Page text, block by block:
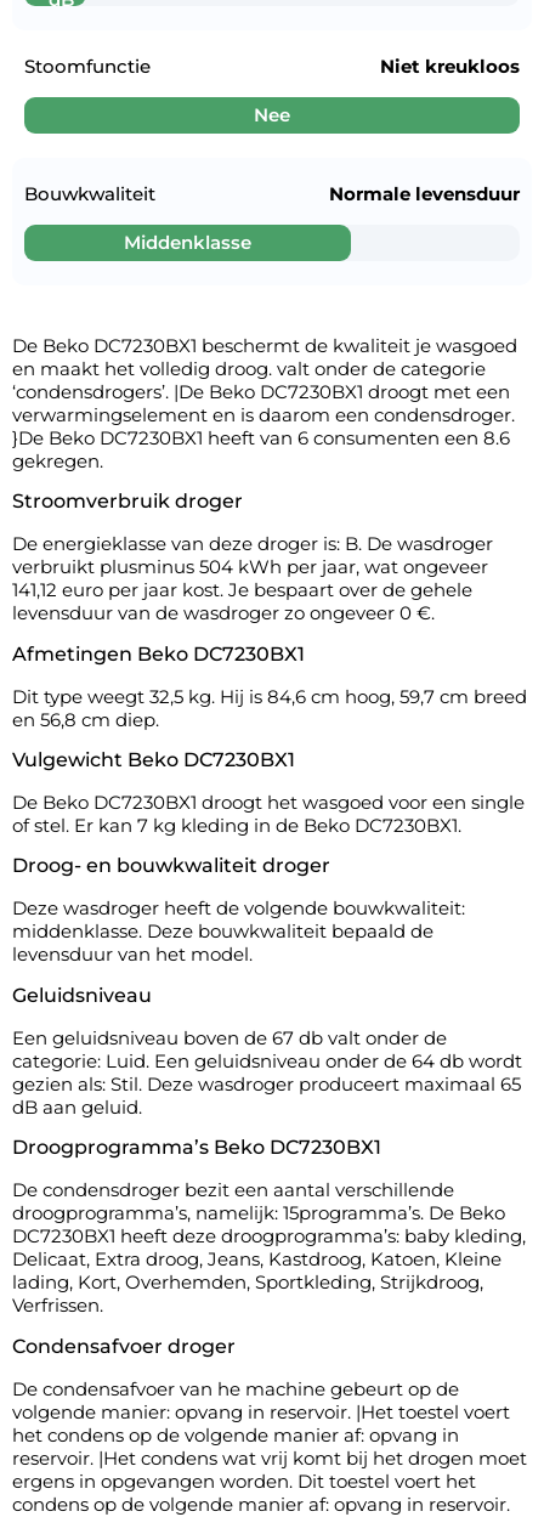
Stoomfunctie
Nee
Niet kreukloos
Bouwkwaliteit
Middenklasse
Normale levensduur
De Beko DC7230BX1 beschermt de kwaliteit je wasgoed
en maakt het volledig droog. valt onder de categorie
‘condensdrogers’. |De Beko DC7230BX1 droogt met een
verwarmingselement en is daarom een condensdroger.
}De Beko DC7230BX1 heeft van 6 consumenten een 8.6
gekregen.
Stroomverbruik droger
De energieklasse van deze droger is: B. De wasdroger
verbruikt plusminus 504 kWh per jaar, wat ongeveer
141,12 euro per jaar kost. Je bespaart over de gehele
levensduur van de wasdroger zo ongeveer 0 €.
Afmetingen Beko DC7230BX1
Dit type weegt 32,5 kg. Hij is 84,6 cm hoog, 59,7 cm breed
en 56,8 cm diep.
Vulgewicht Beko DC7230BX1
De Beko DC7230BX1 droogt het wasgoed voor een single
of stel. Er kan 7 kg kleding in de Beko DC7230BX1.
Droog- en bouwkwaliteit droger
Deze wasdroger heeft de volgende bouwkwaliteit:
middenklasse. Deze bouwkwaliteit bepaald de
levensduur van het model.
Geluidsniveau
Een geluidsniveau boven de 67 db valt onder de
categorie: Luid. Een geluidsniveau onder de 64 db wordt
gezien als: Stil. Deze wasdroger produceert maximaal 65
dB aan geluid.
Droogprogramma’s Beko DC7230BX1
De condensdroger bezit een aantal verschillende
droogprogramma’s, namelijk: 15programma’s. De Beko
DC7230BX1 heeft deze droogprogramma’s: baby kleding,
Delicaat, Extra droog, Jeans, Kastdroog, Katoen, Kleine
lading, Kort, Overhemden, Sportkleding, Strijkdroog,
Verfrissen.
Condensafvoer droger
De condensafvoer van he machine gebeurt op de
volgende manier: opvang in reservoir. |Het toestel voert
het condens op de volgende manier af: opvang in
reservoir. |Het condens wat vrij komt bij het drogen moet
ergens in opgevangen worden. Dit toestel voert het
condens op de volgende manier af: opvang in reservoir.